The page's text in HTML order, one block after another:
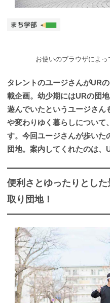
お使いのブラウザによ
タレントのユージさんがUR
載企画。幼少期にはURの団
遊んでいたというユージさん
や変わりゆく暮らしについて
す。今回ユージさんが歩いた
団地。案内してくれたのは、
便利さとゆったりとし
取り団地！